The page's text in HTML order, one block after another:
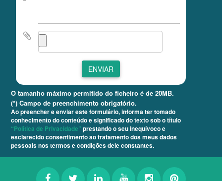
ENVIAR
O tamanho máximo permitido do ficheiro é de 20MB.
(*) Campo de preenchimento obrigatório.
Ao preencher e enviar este formulário, informa ter tomado
conhecimento do conteúdo e significado do texto sob o título
“Política de Privacidade” prestando o seu inequívoco e
esclarecido consentimento ao tratamento dos meus dados
pessoais nos termos e condições dele constantes.